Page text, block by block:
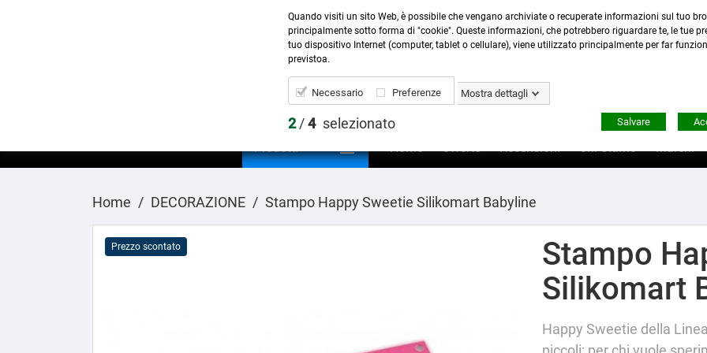
Contattaci:0423 22765- 345 8167305 -
Prodotti  Home Offerte Recensioni Chi Siamo Marchi
Home DECORAZIONE Stampo Happy Sweetie Silikomart Babyline
Prezzo scontato
Stampo
Silikomart
Happy Sweetie della
Quando visiti un sito Web, è possibile che vengano archiviate o recuperate informazioni sul tuo
principalmente sotto forma di "cookie". Queste informazioni, che potrebbero riguardare te, le tue
tuo dispositivo Internet (computer, tablet o cellulare), viene utilizzato principalmente per far
previstoa.
Necessario Preferenze Mostra dettagli
2/4 selezionato Salvare